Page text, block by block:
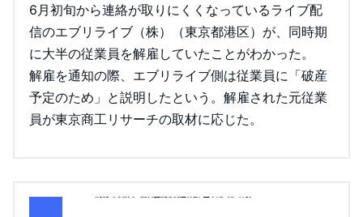
6月初旬から連絡が取りにくくなっているライブ配
信のエブリライブ（株）（東京都港区）が、同時期
に大半の従業員を解雇していたことがわかった。
解雇を通知の際、エブリライブ側は従業員に「破産
予定のため」と説明したという。解雇された元従業
員が東京商工リサーチの取材に応じた。